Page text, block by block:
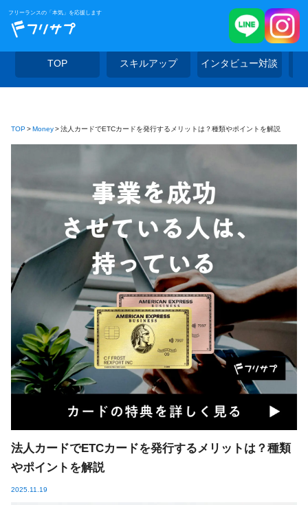
フリーランスの「本気」を応援します
TOP スキルアップ インタビュー対談
TOP Money 法人カードでETCカードを発行するメリットは？種類やポイントを解説
法人カードでETCカードを発行するメリットは？種類
やポイントを解説
2025.11.19